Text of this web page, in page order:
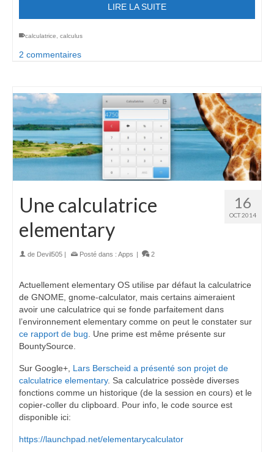
LIRE LA SUITE
calculatrice calculus
2 commentaires
16
OCT 2014
Une calculatrice
elementary
de Devil505 Posté dans : Apps 2
Actuellement elementary OS utilise par défaut la calculatrice
de GNOME, gnome-calculator, mais certains aimeraient
avoir une calculatrice qui se fonde parfaitement dans
l’environnement elementary comme on peut le constater sur
ce rapport de bug. Une prime est même présente sur
BountySource.
Sur Google+, Lars Berscheid a présenté son projet de
calculatrice elementary. Sa calculatrice possède diverses
fonctions comme un historique (de la session en cours) et le
copier-coller du clipboard. Pour info, le code source est
disponible ici:
https://launchpad.net/elementarycalculator